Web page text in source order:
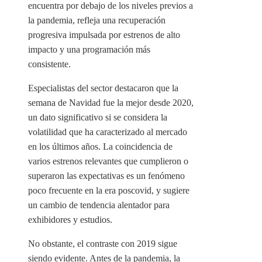
encuentra por debajo de los niveles previos a
la pandemia, refleja una recuperación
progresiva impulsada por estrenos de alto
impacto y una programación más
consistente.
Especialistas del sector destacaron que la
semana de Navidad fue la mejor desde 2020,
un dato significativo si se considera la
volatilidad que ha caracterizado al mercado
en los últimos años. La coincidencia de
varios estrenos relevantes que cumplieron o
superaron las expectativas es un fenómeno
poco frecuente en la era poscovid, y sugiere
un cambio de tendencia alentador para
exhibidores y estudios.
No obstante, el contraste con 2019 sigue
siendo evidente. Antes de la pandemia, la